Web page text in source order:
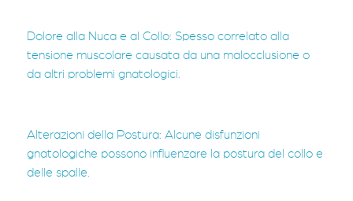
Dolore alla Nuca e al Collo: Spesso correlato alla
tensione muscolare causata da una malocclusione o
da altri problemi gnatologici.
Alterazioni della Postura: Alcune disfunzioni
gnatologiche possono influenzare la postura del collo e
delle spalle.